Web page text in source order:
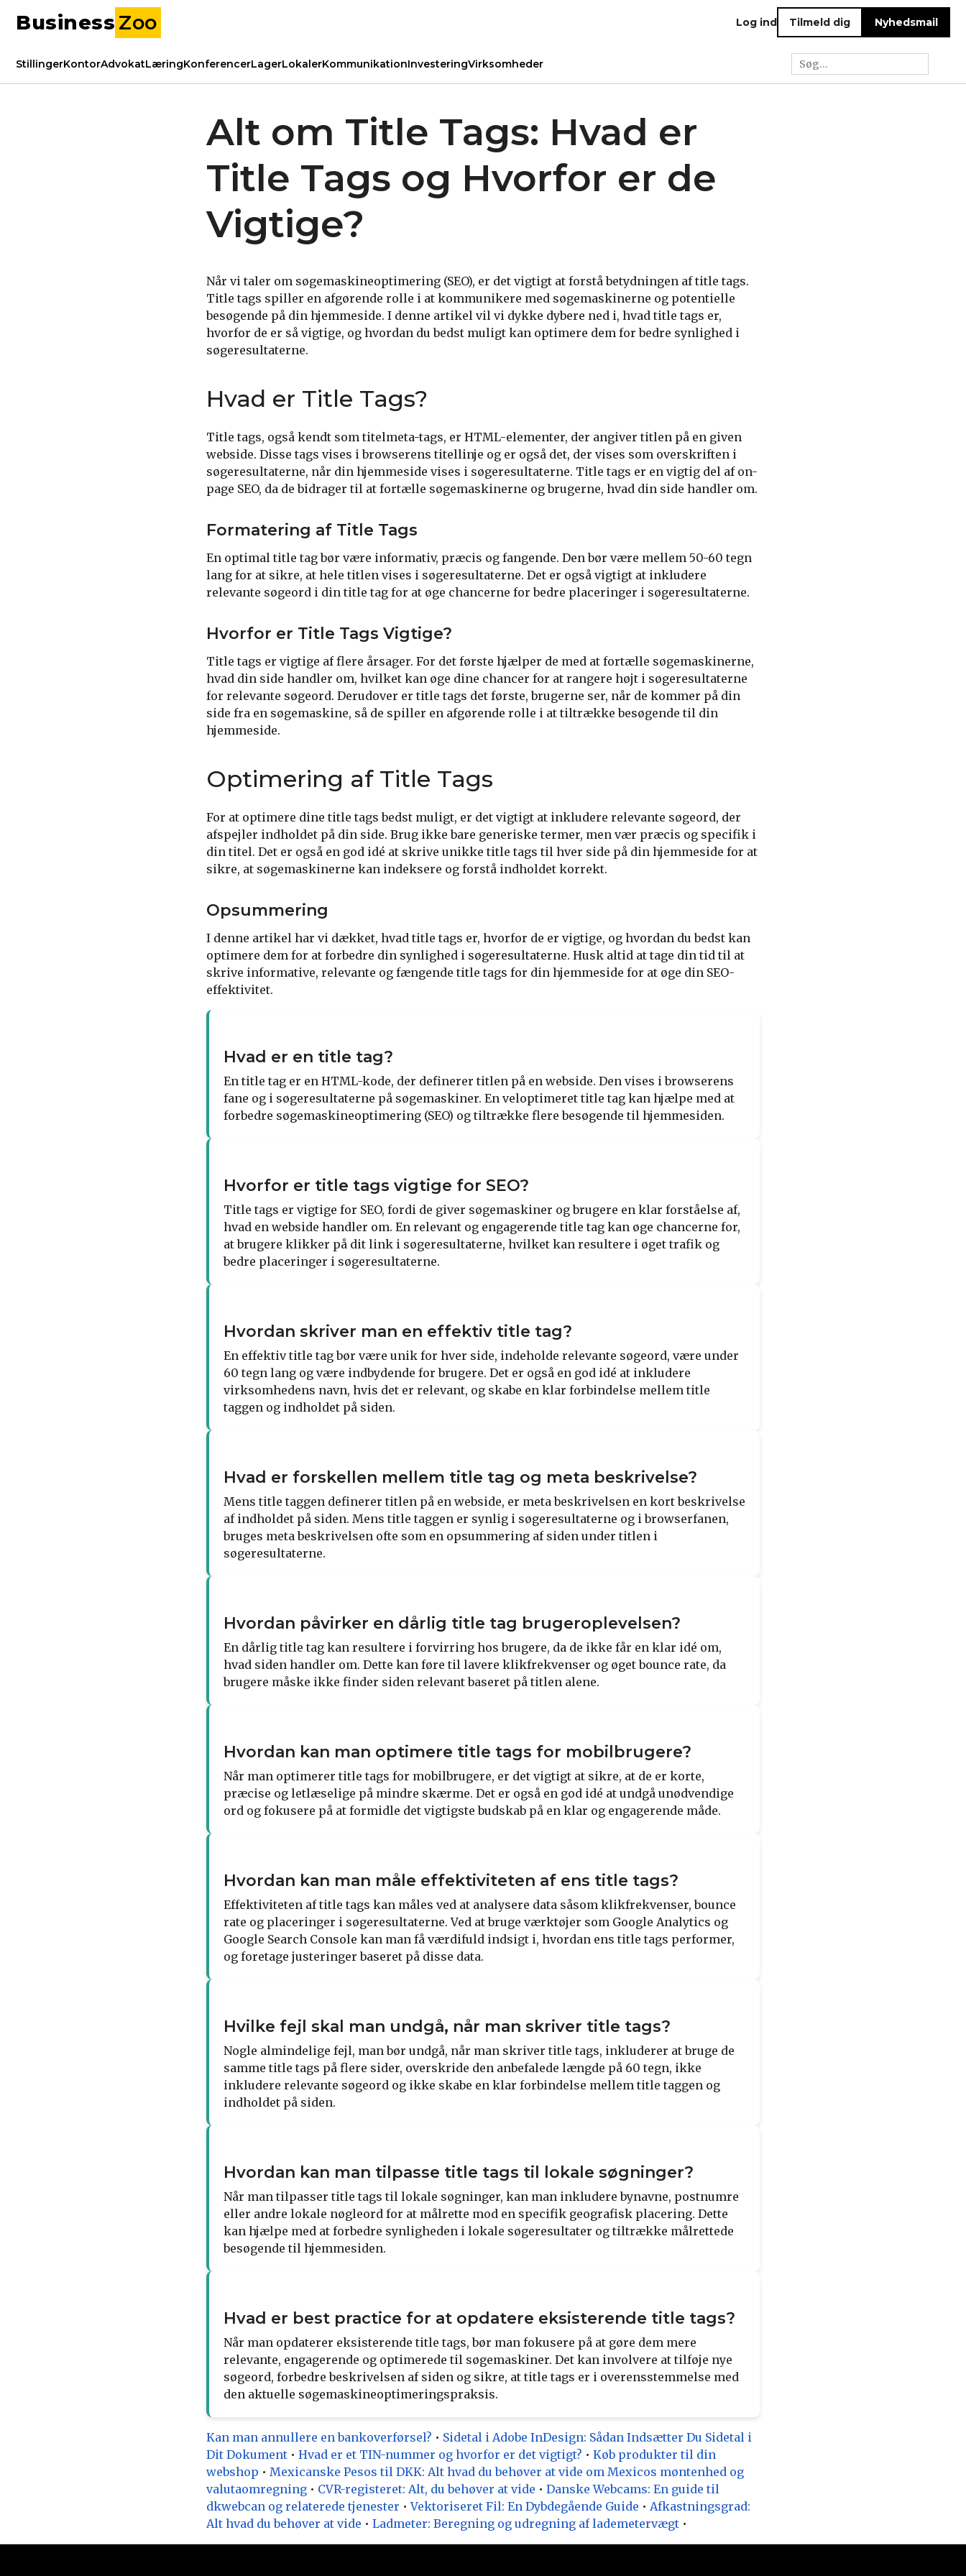
Business Zoo Log ind Tilmeld dig Nyhedsmail
StillingerKontorAdvokatLæringKonferencerLagerLokalerKommunikationInvesteringVirksomheder
Alt om Title Tags: Hvad er
Title Tags og Hvorfor er de
Vigtige?
Når vi taler om søgemaskineoptimering (SEO), er det vigtigt at forstå betydningen af title tags.
Title tags spiller en afgørende rolle i at kommunikere med søgemaskinerne og potentielle
besøgende på din hjemmeside. I denne artikel vil vi dykke dybere ned i, hvad title tags er,
hvorfor de er så vigtige, og hvordan du bedst muligt kan optimere dem for bedre synlighed i
søgeresultaterne.
Hvad er Title Tags?
Title tags, også kendt som titelmeta-tags, er HTML-elementer, der angiver titlen på en given
webside. Disse tags vises i browserens titellinje og er også det, der vises som overskriften i
søgeresultaterne, når din hjemmeside vises i søgeresultaterne. Title tags er en vigtig del af on-
page SEO, da de bidrager til at fortælle søgemaskinerne og brugerne, hvad din side handler om.
Formatering af Title Tags
En optimal title tag bør være informativ, præcis og fangende. Den bør være mellem 50-60 tegn
lang for at sikre, at hele titlen vises i søgeresultaterne. Det er også vigtigt at inkludere
relevante søgeord i din title tag for at øge chancerne for bedre placeringer i søgeresultaterne.
Hvorfor er Title Tags Vigtige?
Title tags er vigtige af flere årsager. For det første hjælper de med at fortælle søgemaskinerne,
hvad din side handler om, hvilket kan øge dine chancer for at rangere højt i søgeresultaterne
for relevante søgeord. Derudover er title tags det første, brugerne ser, når de kommer på din
side fra en søgemaskine, så de spiller en afgørende rolle i at tiltrække besøgende til din
hjemmeside.
Optimering af Title Tags
For at optimere dine title tags bedst muligt, er det vigtigt at inkludere relevante søgeord, der
afspejler indholdet på din side. Brug ikke bare generiske termer, men vær præcis og specifik i
din titel. Det er også en god idé at skrive unikke title tags til hver side på din hjemmeside for at
sikre, at søgemaskinerne kan indeksere og forstå indholdet korrekt.
Opsummering
I denne artikel har vi dækket, hvad title tags er, hvorfor de er vigtige, og hvordan du bedst kan
optimere dem for at forbedre din synlighed i søgeresultaterne. Husk altid at tage din tid til at
skrive informative, relevante og fængende title tags for din hjemmeside for at øge din SEO-
effektivitet.
Hvad er en title tag?
En title tag er en HTML-kode, der definerer titlen på en webside. Den vises i browserens
fane og i søgeresultaterne på søgemaskiner. En veloptimeret title tag kan hjælpe med at
forbedre søgemaskineoptimering (SEO) og tiltrække flere besøgende til hjemmesiden.
Hvorfor er title tags vigtige for SEO?
Title tags er vigtige for SEO, fordi de giver søgemaskiner og brugere en klar forståelse af,
hvad en webside handler om. En relevant og engagerende title tag kan øge chancerne for,
at brugere klikker på dit link i søgeresultaterne, hvilket kan resultere i øget trafik og
bedre placeringer i søgeresultaterne.
Hvordan skriver man en effektiv title tag?
En effektiv title tag bør være unik for hver side, indeholde relevante søgeord, være under
60 tegn lang og være indbydende for brugere. Det er også en god idé at inkludere
virksomhedens navn, hvis det er relevant, og skabe en klar forbindelse mellem title
taggen og indholdet på siden.
Hvad er forskellen mellem title tag og meta beskrivelse?
Mens title taggen definerer titlen på en webside, er meta beskrivelsen en kort beskrivelse
af indholdet på siden. Mens title taggen er synlig i søgeresultaterne og i browserfanen,
bruges meta beskrivelsen ofte som en opsummering af siden under titlen i
søgeresultaterne.
Hvordan påvirker en dårlig title tag brugeroplevelsen?
En dårlig title tag kan resultere i forvirring hos brugere, da de ikke får en klar idé om,
hvad siden handler om. Dette kan føre til lavere klikfrekvenser og øget bounce rate, da
brugere måske ikke finder siden relevant baseret på titlen alene.
Hvordan kan man optimere title tags for mobilbrugere?
Når man optimerer title tags for mobilbrugere, er det vigtigt at sikre, at de er korte,
præcise og letlæselige på mindre skærme. Det er også en god idé at undgå unødvendige
ord og fokusere på at formidle det vigtigste budskab på en klar og engagerende måde.
Hvordan kan man måle effektiviteten af ens title tags?
Effektiviteten af title tags kan måles ved at analysere data såsom klikfrekvenser, bounce
rate og placeringer i søgeresultaterne. Ved at bruge værktøjer som Google Analytics og
Google Search Console kan man få værdifuld indsigt i, hvordan ens title tags performer,
og foretage justeringer baseret på disse data.
Hvilke fejl skal man undgå, når man skriver title tags?
Nogle almindelige fejl, man bør undgå, når man skriver title tags, inkluderer at bruge de
samme title tags på flere sider, overskride den anbefalede længde på 60 tegn, ikke
inkludere relevante søgeord og ikke skabe en klar forbindelse mellem title taggen og
indholdet på siden.
Hvordan kan man tilpasse title tags til lokale søgninger?
Når man tilpasser title tags til lokale søgninger, kan man inkludere bynavne, postnumre
eller andre lokale nøgleord for at målrette mod en specifik geografisk placering. Dette
kan hjælpe med at forbedre synligheden i lokale søgeresultater og tiltrække målrettede
besøgende til hjemmesiden.
Hvad er best practice for at opdatere eksisterende title tags?
Når man opdaterer eksisterende title tags, bør man fokusere på at gøre dem mere
relevante, engagerende og optimerede til søgemaskiner. Det kan involvere at tilføje nye
søgeord, forbedre beskrivelsen af siden og sikre, at title tags er i overensstemmelse med
den aktuelle søgemaskineoptimeringspraksis.
Kan man annullere en bankoverførsel? • Sidetal i Adobe InDesign: Sådan Indsætter Du Sidetal i
Dit Dokument • Hvad er et TIN-nummer og hvorfor er det vigtigt? • Køb produkter til din
webshop • Mexicanske Pesos til DKK: Alt hvad du behøver at vide om Mexicos møntenhed og
valutaomregning • CVR-registeret: Alt, du behøver at vide • Danske Webcams: En guide til
dkwebcan og relaterede tjenester •Vektoriseret Fil: En Dybdegående Guide • Afkastningsgrad:
Alt hvad du behøver at vide • Ladmeter: Beregning og udregning af lademetervægt •